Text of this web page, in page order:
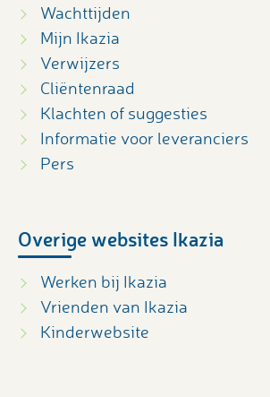
Wachttijden
Mijn Ikazia
Verwijzers
Cliëntenraad
Klachten of suggesties
Informatie voor leveranciers
Pers
Overige websites Ikazia
Werken bij Ikazia
Vrienden van Ikazia
Kinderwebsite